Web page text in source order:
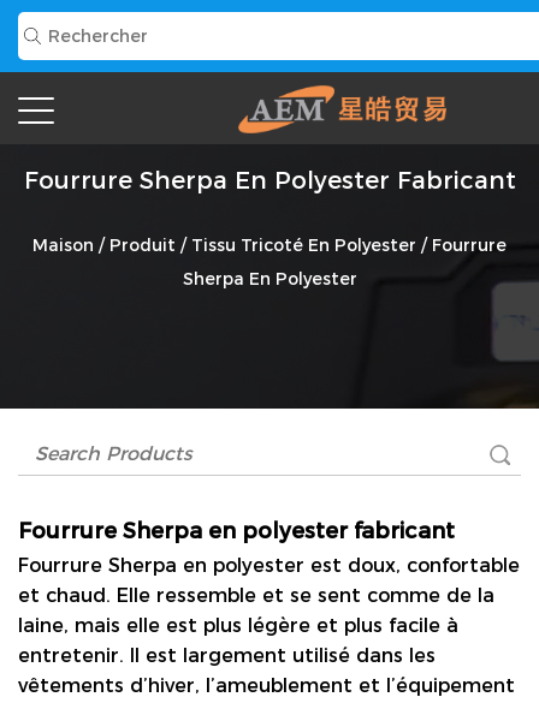
Fourrure Sherpa En Polyester Fabricant
Maison / Produit / Tissu Tricoté En Polyester / Fourrure
Sherpa En Polyester
Fourrure Sherpa en polyester fabricant
Fourrure Sherpa en polyester est doux, confortable
et chaud. Elle ressemble et se sent comme de la
laine, mais elle est plus légère et plus facile à
entretenir. Il est largement utilisé dans les
vêtements d’hiver, l’ameublement et l’équipement